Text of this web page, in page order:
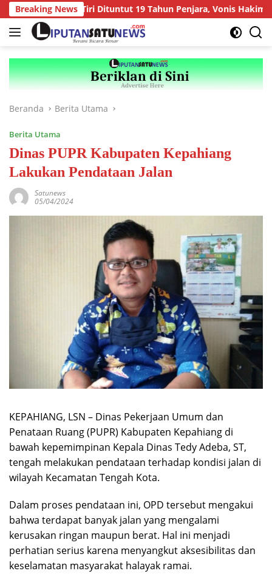
Langsung
ke
konten
Breaking News
Anak Tiri Dituntut 19 Tahun Penjara, Vonis Hakim 18 Tahun
Beranda Berita Utama
Berita Utama
Dinas PUPR Kabupaten Kepahiang
Lakukan Pendataan Jalan
Satunews
05/04/2024
KEPAHIANG, LSN – Dinas Pekerjaan Umum dan
Penataan Ruang (PUPR) Kabupaten Kepahiang di
bawah kepemimpinan Kepala Dinas Tedy Adeba, ST,
tengah melakukan pendataan terhadap kondisi jalan di
wilayah Kecamatan Tengah Kota.
Dalam proses pendataan ini, OPD tersebut mengakui
bahwa terdapat banyak jalan yang mengalami
kerusakan ringan maupun berat. Hal ini menjadi
perhatian serius karena menyangkut aksesibilitas dan
keselamatan masyarakat halayak ramai.